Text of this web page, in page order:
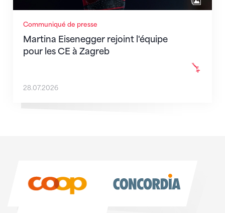
Communiqué de presse
Martina Eisenegger rejoint l'équipe
pour les CE à Zagreb
28.07.2026